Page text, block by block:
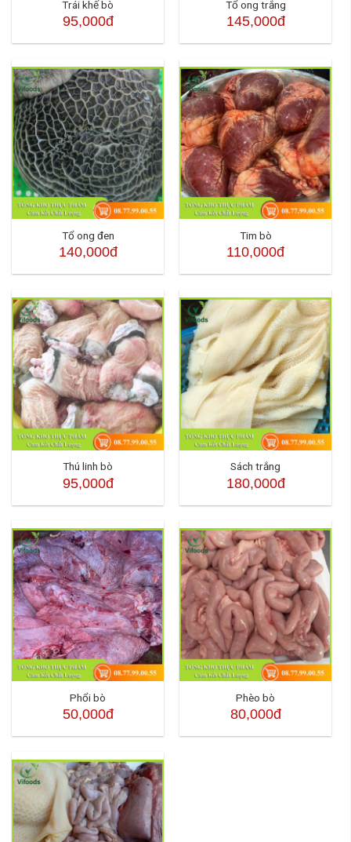
Trái khế bò
95,000đ
Tổ ong trắng
145,000đ
Tổ ong đen
140,000đ
Tim bò
110,000đ
Thú linh bò
95,000đ
Sách trắng
180,000đ
Phổi bò
50,000đ
Phèo bò
80,000đ